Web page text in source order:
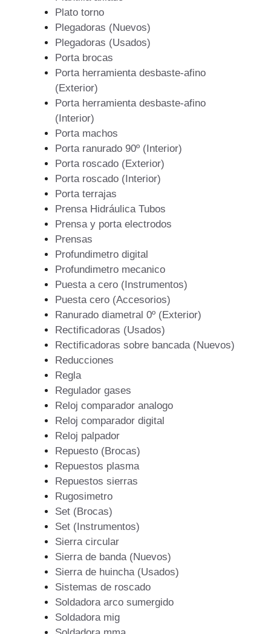
Plato torno
Plegadoras (Nuevos)
Plegadoras (Usados)
Porta brocas
Porta herramienta desbaste-afino
(Exterior)
Porta herramienta desbaste-afino
(Interior)
Porta machos
Porta ranurado 90º (Interior)
Porta roscado (Exterior)
Porta roscado (Interior)
Porta terrajas
Prensa Hidráulica Tubos
Prensa y porta electrodos
Prensas
Profundimetro digital
Profundimetro mecanico
Puesta a cero (Instrumentos)
Puesta cero (Accesorios)
Ranurado diametral 0º (Exterior)
Rectificadoras (Usados)
Rectificadoras sobre bancada (Nuevos)
Reducciones
Regla
Regulador gases
Reloj comparador analogo
Reloj comparador digital
Reloj palpador
Repuesto (Brocas)
Repuestos plasma
Repuestos sierras
Rugosimetro
Set (Brocas)
Set (Instrumentos)
Sierra circular
Sierra de banda (Nuevos)
Sierra de huincha (Usados)
Sistemas de roscado
Soldadora arco sumergido
Soldadora mig